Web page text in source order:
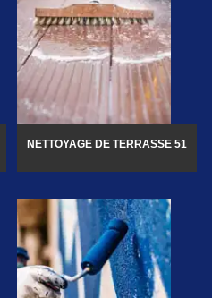
NETTOYAGE DE TERRASSE 51